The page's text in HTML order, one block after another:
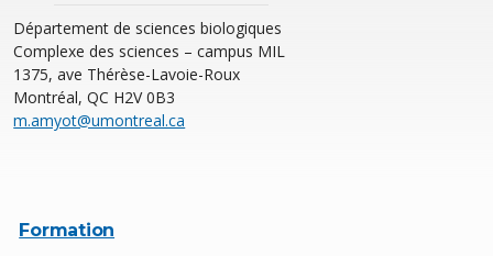
Département de sciences biologiques
Complexe des sciences – campus MIL
1375, ave Thérèse-Lavoie-Roux
Montréal, QC H2V 0B3
m.amyot@umontreal.ca
Formation